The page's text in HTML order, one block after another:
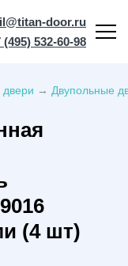
door.ru
(495) 532-60-98
→ Двупольные
(4 шт)